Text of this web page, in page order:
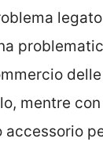
mentre